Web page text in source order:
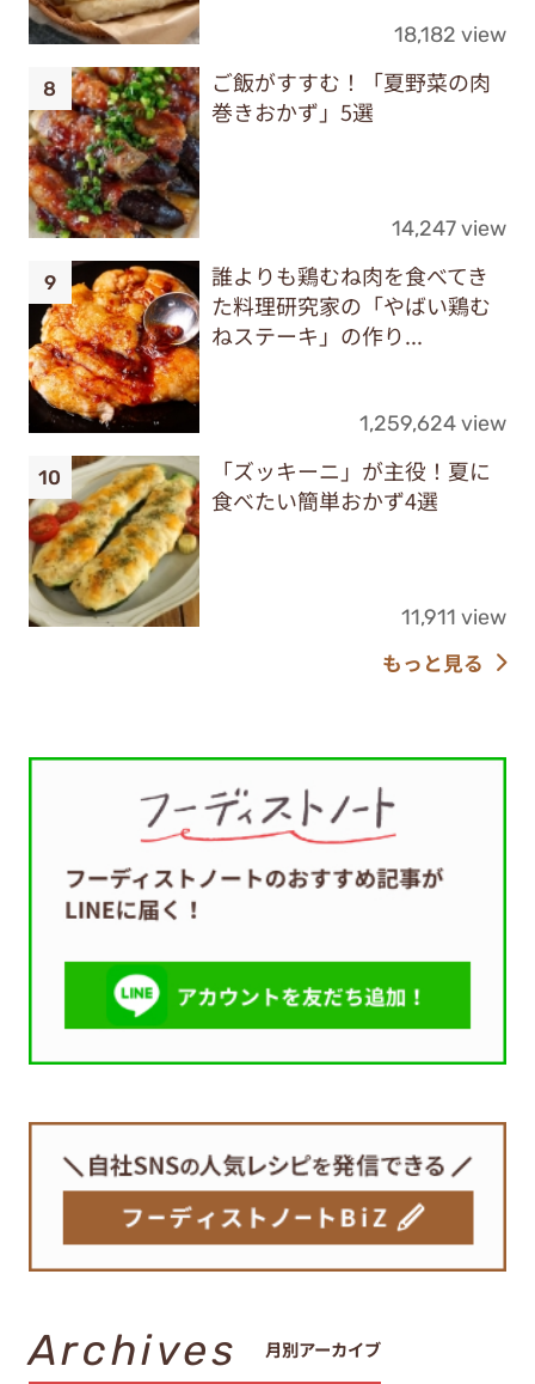
18,182 view
ご飯がすすむ！「夏野菜の肉
巻きおかず」5選
14,247 view
誰よりも鶏むね肉を食べてき
た料理研究家の「やばい鶏む
ねステーキ」の作り...
1,259,624 view
「ズッキーニ」が主役！夏に
食べたい簡単おかず4選
11,911 view
もっと見る
Archives 月別アーカイブ